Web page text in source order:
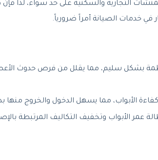
التجارية والسكنية على حد سواء، لذا فإن
خدمات الصيانة أمراً ضرورياً.
بشكل سليم، مما يقلل من فرص حدوث
الأبواب، مما يسهل الدخول والخروج منها
عمر الأبواب وتخفيف التكاليف المرتبطة